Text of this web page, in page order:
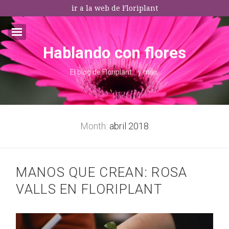
ir a la web de Floriplant
I agree terms and conditions.*
Email:*
Hablando con flores
El blog de Floriplant… y más.
Month: abril 2018
MANOS QUE CREAN: ROSA
VALLS EN FLORIPLANT